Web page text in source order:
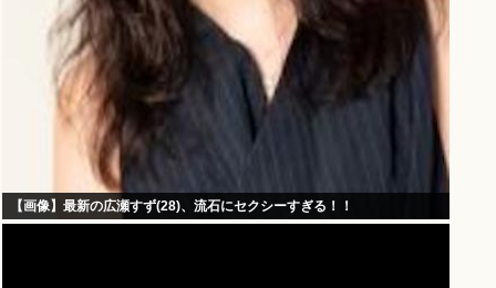
【画像】最新の広瀬すず(28)、流石にセクシーすぎる！！